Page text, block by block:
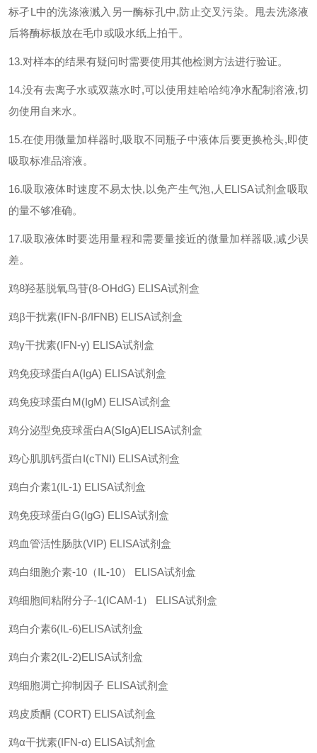
标孑L 中的洗涤液溅入另一酶标孔中,防止交叉污染。甩去洗涤液
后将酶标板放在毛巾或吸水纸上拍干。
13.对样本的结果有疑问时需要使用其他检测方法进行验证。
14.没有去离子水或双蒸水时,可以使用娃哈哈纯净水配制溶液,切
勿使用自来水。
15.在使用微量加样器时,吸取不同瓶子中液体后要更换枪头,即使
吸取标准品溶液。
16.吸取液体时速度不易太快, 以免产生气泡, 人 ELISA试剂盒吸取
的量不够准确。
17.吸取液体时要选用量程和需要量接近的微量加样器吸,减少误
差。
鸡8羟基脱氧鸟苷(8-OHdG) ELISA试剂盒
鸡β干扰素(IFN-β/IFNB) ELISA试剂盒
鸡γ干扰素(IFN-γ) ELISA试剂盒
鸡免疫球蛋白A(IgA) ELISA试剂盒
鸡免疫球蛋白M(IgM) ELISA试剂盒
鸡分泌型免疫球蛋白A(SIgA)ELISA试剂盒
鸡心肌肌钙蛋白I(cTNI) ELISA试剂盒
鸡白介素1(IL-1) ELISA试剂盒
鸡免疫球蛋白G(IgG) ELISA试剂盒
鸡血管活性肠肽(VIP) ELISA试剂盒
鸡白细胞介素-10 （IL-10） ELISA试剂盒
鸡细胞间粘附分子-1(ICAM-1 ） ELISA试剂盒
鸡白介素6(IL-6)ELISA试剂盒
鸡白介素2(IL-2)ELISA试剂盒
鸡细胞凋亡抑制因子 ELISA试剂盒
鸡皮质酮 (CORT) ELISA试剂盒
鸡α干扰素(IFN-α) ELISA试剂盒